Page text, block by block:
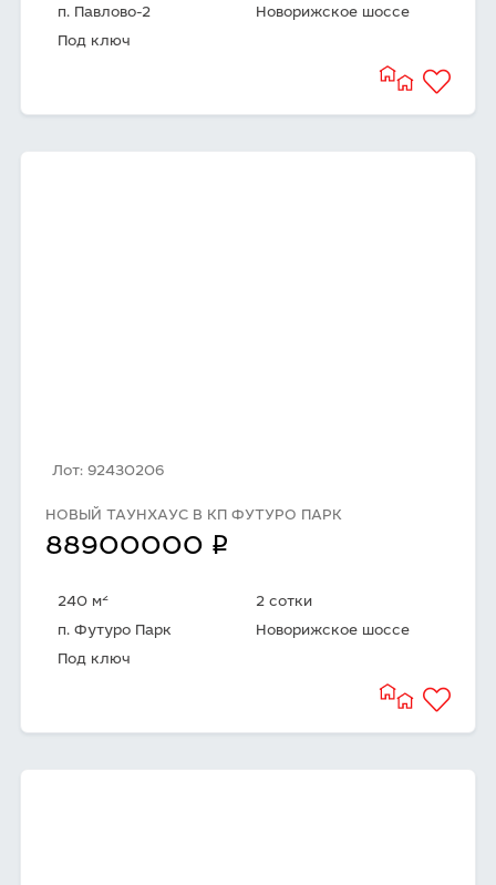
п. Павлово-2
Новорижское шоссе
Под ключ
Лот: 92430206
НОВЫЙ ТАУНХАУС В КП ФУТУРО ПАРК
88900000 q
240 м2
2 сотки
п. Футуро Парк
Новорижское шоссе
Под ключ